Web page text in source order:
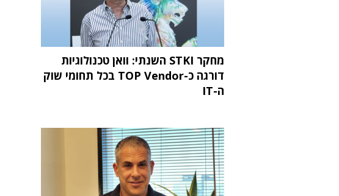
מחקר STKI השנתי: וואן טכנולוגיות
דורגה כ-TOP Vendor בכל תחומי שוק
ה-IT